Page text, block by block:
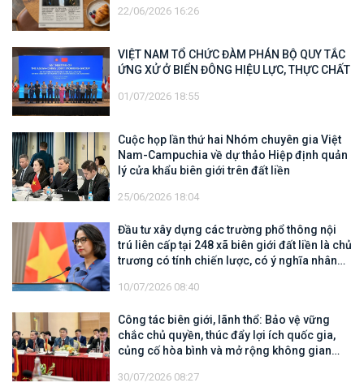
22/06/2026 16:26
VIỆT NAM TỔ CHỨC ĐÀM PHÁN BỘ QUY TẮC
ỨNG XỬ Ở BIỂN ĐÔNG HIỆU LỰC, THỰC CHẤT
01/07/2026 18:55
Cuộc họp lần thứ hai Nhóm chuyên gia Việt
Nam-Campuchia về dự thảo Hiệp định quản
lý cửa khẩu biên giới trên đất liền
25/06/2026 18:04
Đầu tư xây dựng các trường phổ thông nội
trú liên cấp tại 248 xã biên giới đất liền là chủ
trương có tính chiến lược, có ý nghĩa nhân
10/07/2026 08:40
Công tác biên giới, lãnh thổ: Bảo vệ vững
chắc chủ quyền, thúc đẩy lợi ích quốc gia,
củng cố hòa bình và mở rộng không gian
30/07/2026 08:27